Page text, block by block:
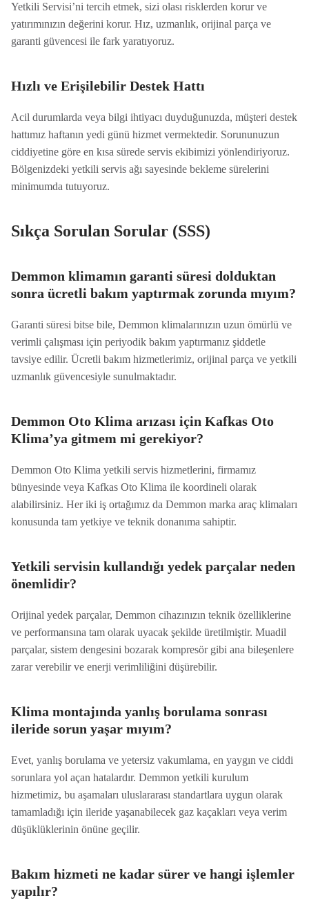
Yetkili Servisi’ni tercih etmek, sizi olası risklerden korur ve
yatırımınızın değerini korur. Hız, uzmanlık, orijinal parça ve
garanti güvencesi ile fark yaratıyoruz.
Hızlı ve Erişilebilir Destek Hattı
Acil durumlarda veya bilgi ihtiyacı duyduğunuzda, müşteri destek
hattımız haftanın yedi günü hizmet vermektedir. Sorununuzun
ciddiyetine göre en kısa sürede servis ekibimizi yönlendiriyoruz.
Bölgenizdeki yetkili servis ağı sayesinde bekleme sürelerini
minimumda tutuyoruz.
Sıkça Sorulan Sorular (SSS)
Demmon klimamın garanti süresi dolduktan
sonra ücretli bakım yaptırmak zorunda mıyım?
Garanti süresi bitse bile, Demmon klimalarınızın uzun ömürlü ve
verimli çalışması için periyodik bakım yaptırmanız şiddetle
tavsiye edilir. Ücretli bakım hizmetlerimiz, orijinal parça ve yetkili
uzmanlık güvencesiyle sunulmaktadır.
Demmon Oto Klima arızası için Kafkas Oto
Klima’ya gitmem mi gerekiyor?
Demmon Oto Klima yetkili servis hizmetlerini, firmamız
bünyesinde veya Kafkas Oto Klima ile koordineli olarak
alabilirsiniz. Her iki iş ortağımız da Demmon marka araç klimaları
konusunda tam yetkiye ve teknik donanıma sahiptir.
Yetkili servisin kullandığı yedek parçalar neden
önemlidir?
Orijinal yedek parçalar, Demmon cihazınızın teknik özelliklerine
ve performansına tam olarak uyacak şekilde üretilmiştir. Muadil
parçalar, sistem dengesini bozarak kompresör gibi ana bileşenlere
zarar verebilir ve enerji verimliliğini düşürebilir.
Klima montajında yanlış borulama sonrası
ileride sorun yaşar mıyım?
Evet, yanlış borulama ve yetersiz vakumlama, en yaygın ve ciddi
sorunlara yol açan hatalardır. Demmon yetkili kurulum
hizmetimiz, bu aşamaları uluslararası standartlara uygun olarak
tamamladığı için ileride yaşanabilecek gaz kaçakları veya verim
düşüklüklerinin önüne geçilir.
Bakım hizmeti ne kadar sürer ve hangi işlemler
yapılır?